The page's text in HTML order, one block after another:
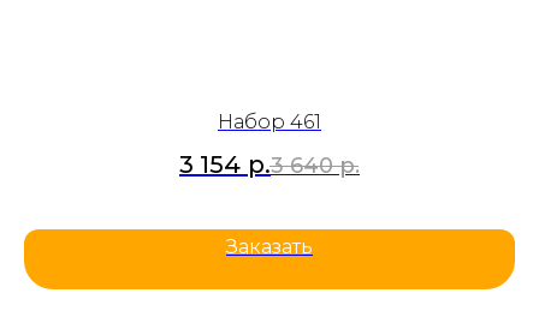
Набор 461
3 154 р.3 640 р.
Заказать